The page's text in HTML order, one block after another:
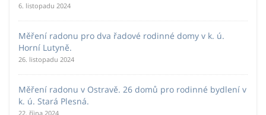
6. listopadu 2024
Měření radonu pro dva řadové rodinné domy v k. ú.
Horní Lutyně.
26. listopadu 2024
Měření radonu v Ostravě. 26 domů pro rodinné bydlení v
k. ú. Stará Plesná.
22. října 2024